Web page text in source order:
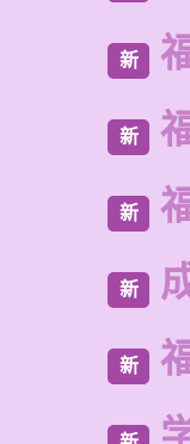
新
新
新
新
新